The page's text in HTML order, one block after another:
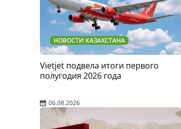
НОВОСТИ КАЗАХСТАНА
Vietjet подвела итоги первого
полугодия 2026 года
06.08.2026